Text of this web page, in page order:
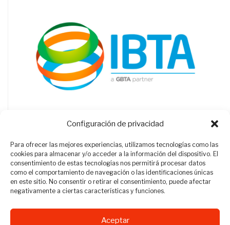
Configuración de privacidad
Para ofrecer las mejores experiencias, utilizamos tecnologías como las
cookies para almacenar y/o acceder a la información del dispositivo. El
consentimiento de estas tecnologías nos permitirá procesar datos
como el comportamiento de navegación o las identificaciones únicas
en este sitio. No consentir o retirar el consentimiento, puede afectar
negativamente a ciertas características y funciones.
Aceptar